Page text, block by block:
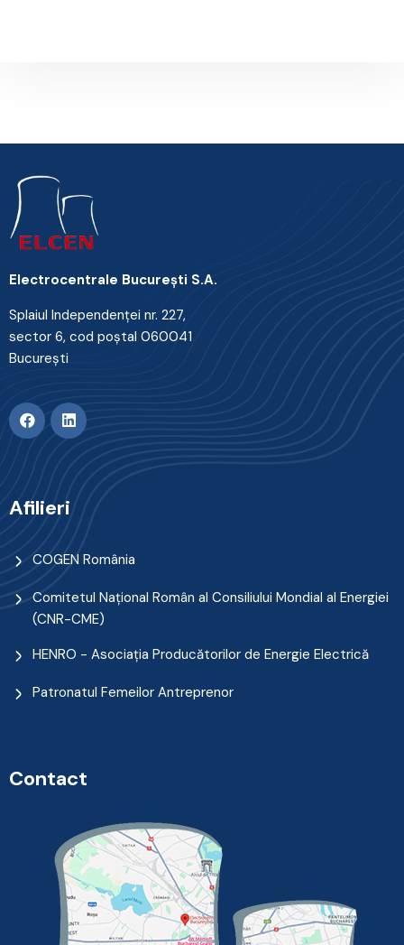
Electrocentrale Bucureşti S.A.
Splaiul Independenţei nr. 227,
sector 6, cod poştal 060041
Bucureşti
Afilieri
COGEN România
Comitetul Naţional Român al Consiliului Mondial al Energiei
(CNR-CME)
HENRO - Asociația Producătorilor de Energie Electrică
Patronatul Femeilor Antreprenor
Contact